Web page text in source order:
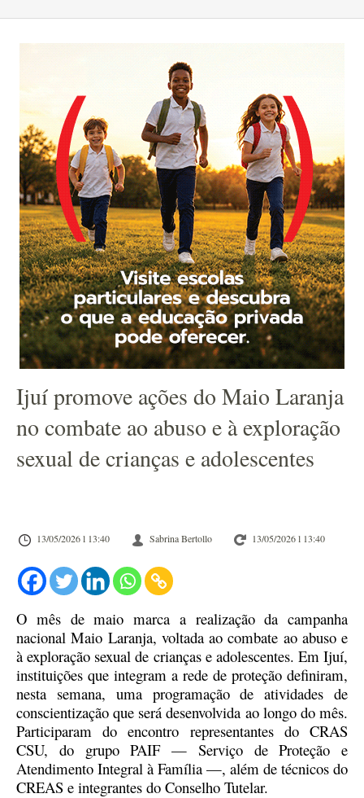
Ijuí promove ações do Maio Laranja
no combate ao abuso e à exploração
sexual de crianças e adolescentes
13/05/2026 l 13:40 Sabrina Bertollo 13/05/2026 l 13:40
O mês de maio marca a realização da campanha
nacional Maio Laranja, voltada ao combate ao abuso e
à exploração sexual de crianças e adolescentes. Em Ijuí,
instituições que integram a rede de proteção definiram,
nesta semana, uma programação de atividades de
conscientização que será desenvolvida ao longo do mês.
Participaram do encontro representantes do CRAS
CSU, do grupo PAIF — Serviço de Proteção e
Atendimento Integral à Família —, além de técnicos do
CREAS e integrantes do Conselho Tutelar.